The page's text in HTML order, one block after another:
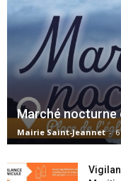
Marché nocturne
Mairie Saint-Jeannet -